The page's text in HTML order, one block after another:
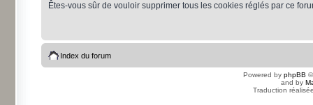
Êtes-vous sûr de vouloir supprimer tous les cookies réglés par ce
Index du forum
Powered by phpBB
and by
Traduction